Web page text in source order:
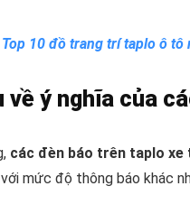
Top 10 đồ trang trí taplo ô tô
về ý nghĩa của
các đèn báo trên taplo xe
mức độ thông báo khác